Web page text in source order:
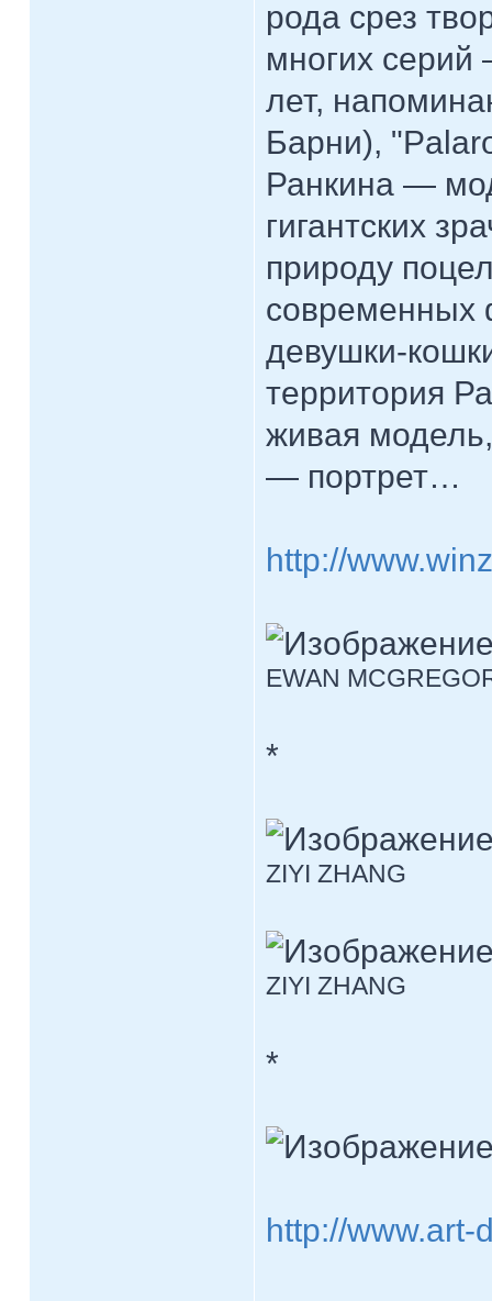
рода срез
многих серий
лет,
Барни),
Ранкина —
гигантских
природу
современных
девушки-
территория
живая
— портрет…
http://
EWAN
*
ZIYI ZHANG
ZIYI ZHANG
*
http://www.art-